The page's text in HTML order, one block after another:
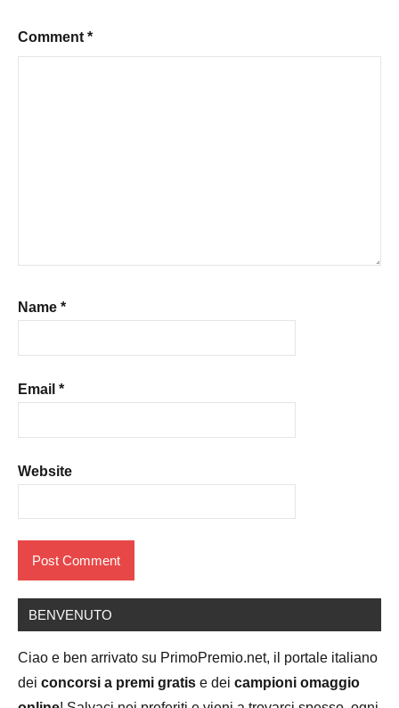
Comment *
Name *
Email *
Website
BENVENUTO
Ciao e ben arrivato su PrimoPremio.net, il portale italiano
dei concorsi a premi gratis e dei campioni omaggio